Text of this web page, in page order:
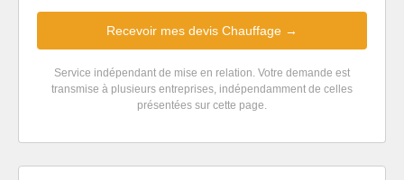
Recevoir mes devis Chauffage →
Service indépendant de mise en relation. Votre demande est
transmise à plusieurs entreprises, indépendamment de celles
présentées sur cette page.